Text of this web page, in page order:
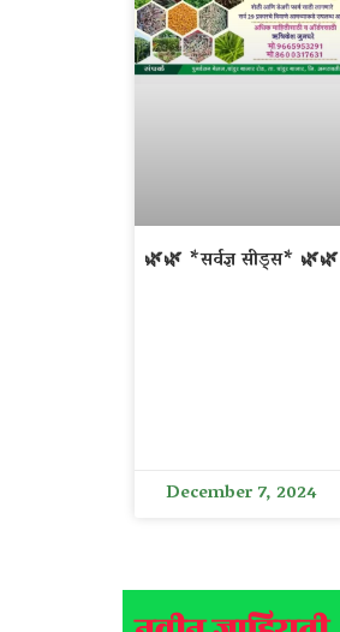
🌿🌿 *सर्वज्ञ सीड्स* 🌿🌿
December 7, 2024